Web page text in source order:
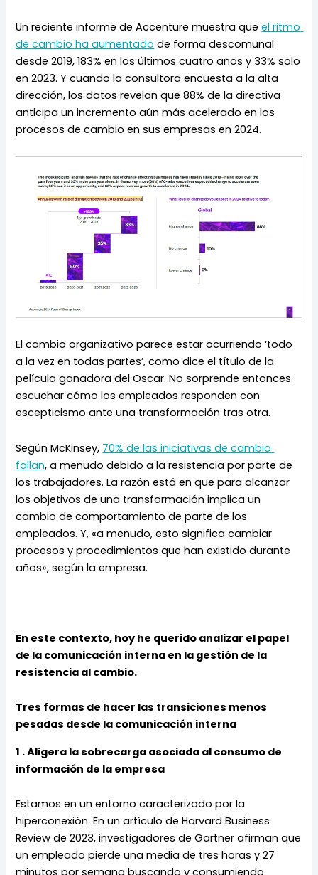
Un reciente informe de Accenture muestra que el ritmo
de cambio ha aumentado de forma descomunal
desde 2019, 183% en los últimos cuatro años y 33% solo
en 2023. Y cuando la consultora encuesta a la alta
dirección, los datos revelan que 88% de la directiva
anticipa un incremento aún más acelerado en los
procesos de cambio en sus empresas en 2024.
El cambio organizativo parece estar ocurriendo ‘todo
a la vez en todas partes’, como dice el título de la
película ganadora del Oscar. No sorprende entonces
escuchar cómo los empleados responden con
escepticismo ante una transformación tras otra.
Según McKinsey, 70% de las iniciativas de cambio
fallan, a menudo debido a la resistencia por parte de
los trabajadores. La razón está en que para alcanzar
los objetivos de una transformación implica un
cambio de comportamiento de parte de los
empleados. Y, «a menudo, esto significa cambiar
procesos y procedimientos que han existido durante
años», según la empresa.
En este contexto, hoy he querido analizar el papel
de la comunicación interna en la gestión de la
resistencia al cambio.
Tres formas de hacer las transiciones menos
pesadas desde la comunicación interna
1 . Aligera la sobrecarga asociada al consumo de
información de la empresa
Estamos en un entorno caracterizado por la
hiperconexión. En un artículo de Harvard Business
Review de 2023, investigadores de Gartner afirman que
un empleado pierde una media de tres horas y 27